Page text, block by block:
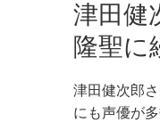
津田健
隆聖に
津田健次郎
にも声優が